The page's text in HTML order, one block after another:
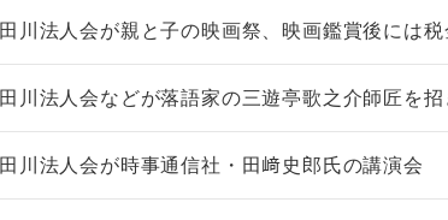
田川法人会が親と子の映画祭、映画鑑賞後には
田川法人会などが落語家の三遊亭歌之介師匠を招
田川法人会が時事通信社・田﨑史郎氏の講演会